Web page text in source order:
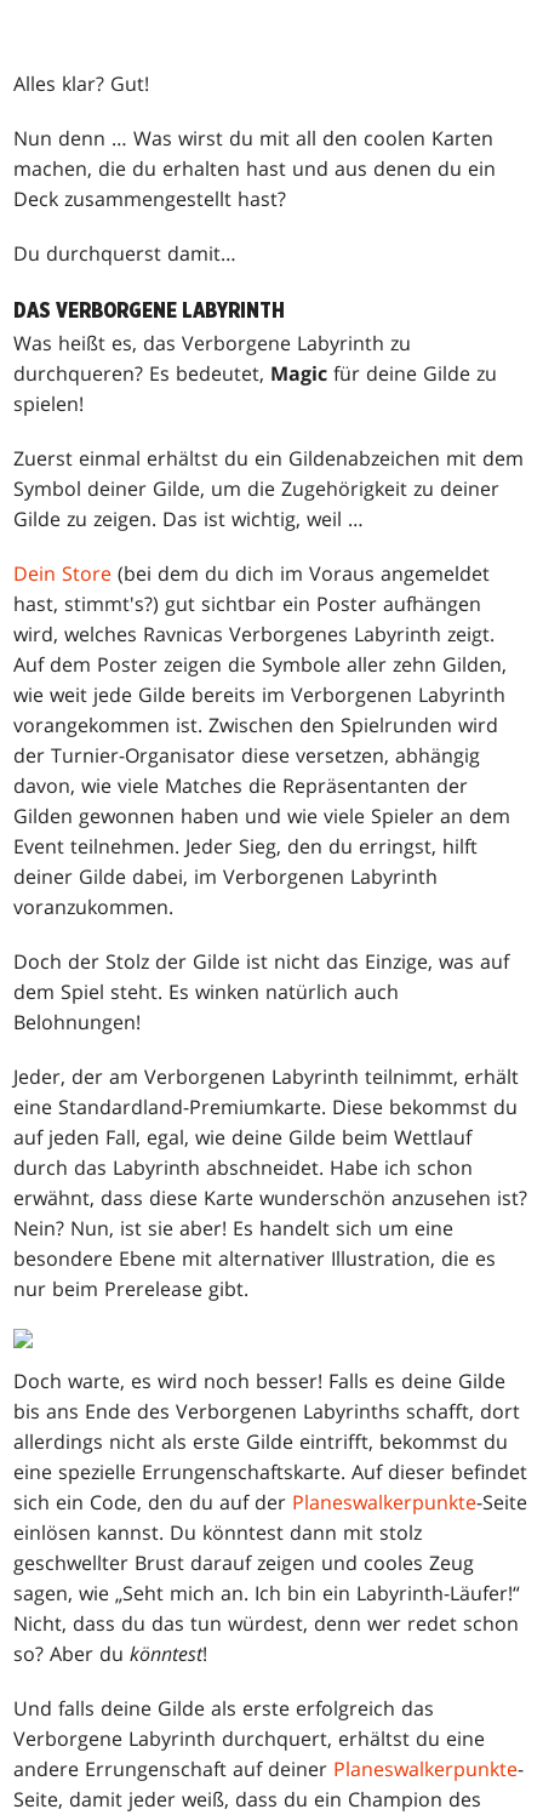
Alles klar? Gut!
Nun denn … Was wirst du mit all den coolen Karten
machen, die du erhalten hast und aus denen du ein
Deck zusammengestellt hast?
Du durchquerst damit…
DAS VERBORGENE LABYRINTH
Was heißt es, das Verborgene Labyrinth zu
durchqueren? Es bedeutet, Magic für deine Gilde zu
spielen!
Zuerst einmal erhältst du ein Gildenabzeichen mit dem
Symbol deiner Gilde, um die Zugehörigkeit zu deiner
Gilde zu zeigen. Das ist wichtig, weil …
Dein Store (bei dem du dich im Voraus angemeldet
hast, stimmt's?) gut sichtbar ein Poster aufhängen
wird, welches Ravnicas Verborgenes Labyrinth zeigt.
Auf dem Poster zeigen die Symbole aller zehn Gilden,
wie weit jede Gilde bereits im Verborgenen Labyrinth
vorangekommen ist. Zwischen den Spielrunden wird
der Turnier-Organisator diese versetzen, abhängig
davon, wie viele Matches die Repräsentanten der
Gilden gewonnen haben und wie viele Spieler an dem
Event teilnehmen. Jeder Sieg, den du erringst, hilft
deiner Gilde dabei, im Verborgenen Labyrinth
voranzukommen.
Doch der Stolz der Gilde ist nicht das Einzige, was auf
dem Spiel steht. Es winken natürlich auch
Belohnungen!
Jeder, der am Verborgenen Labyrinth teilnimmt, erhält
eine Standardland-Premiumkarte. Diese bekommst du
auf jeden Fall, egal, wie deine Gilde beim Wettlauf
durch das Labyrinth abschneidet. Habe ich schon
erwähnt, dass diese Karte wunderschön anzusehen ist?
Nein? Nun, ist sie aber! Es handelt sich um eine
besondere Ebene mit alternativer Illustration, die es
nur beim Prerelease gibt.
Doch warte, es wird noch besser! Falls es deine Gilde
bis ans Ende des Verborgenen Labyrinths schafft, dort
allerdings nicht als erste Gilde eintrifft, bekommst du
eine spezielle Errungenschaftskarte. Auf dieser befindet
sich ein Code, den du auf der Planeswalkerpunkte-Seite
einlösen kannst. Du könntest dann mit stolz
geschwellter Brust darauf zeigen und cooles Zeug
sagen, wie „Seht mich an. Ich bin ein Labyrinth-Läufer!“
Nicht, dass du das tun würdest, denn wer redet schon
so? Aber dukönntest!
Und falls deine Gilde als erste erfolgreich das
Verborgene Labyrinth durchquert, erhältst du eine
andere Errungenschaft auf deiner Planeswalkerpunkte-
Seite, damit jeder weiß, dass du ein Champion des